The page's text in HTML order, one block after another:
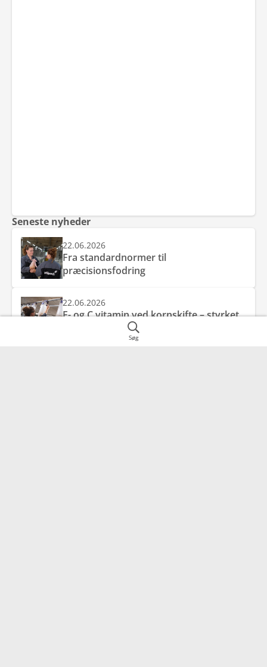
Søg
Seneste nyheder
22.06.2026
Fra standardnormer til
præcisionsfodring
22.06.2026
E- og C vitamin ved kornskifte – styrket
antioxidantbeskyttelse mod
friskkornsforgiftning